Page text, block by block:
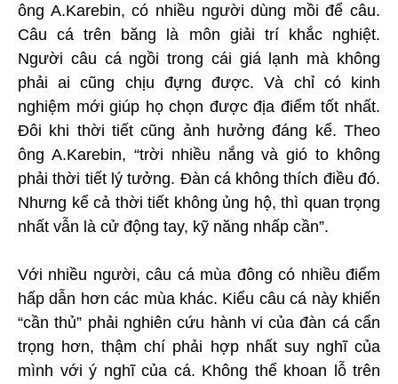
ông A.Karebin, có nhiều người dùng mồi để câu.
Câu cá trên băng là môn giải trí khắc nghiệt.
Người câu cá ngồi trong cái giá lạnh mà không
phải ai cũng chịu đựng được. Và chỉ có kinh
nghiệm mới giúp họ chọn được địa điểm tốt nhất.
Đôi khi thời tiết cũng ảnh hưởng đáng kể. Theo
ông A.Karebin, “trời nhiều nắng và gió to không
phải thời tiết lý tưởng. Đàn cá không thích điều đó.
Nhưng kể cả thời tiết không ủng hộ, thì quan trọng
nhất vẫn là cử động tay, kỹ năng nhấp cần”.
Với nhiều người, câu cá mùa đông có nhiều điểm
hấp dẫn hơn các mùa khác. Kiểu câu cá này khiến
“cần thủ” phải nghiên cứu hành vi của đàn cá cẩn
trọng hơn, thậm chí phải hợp nhất suy nghĩ của
mình với ý nghĩ của cá. Không thể khoan lỗ trên